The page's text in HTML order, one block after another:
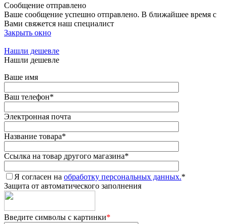
Сообщение отправлено
Ваше сообщение успешно отправлено. В ближайшее время с
Вами свяжется наш специалист
Закрыть окно
Нашли дешевле
Нашли дешевле
Ваше имя
Ваш телефон*
Электронная почта
Название товара*
Ссылка на товар другого магазина*
Я согласен на обработку персональных данных.*
Защита от автоматического заполнения
Введите символы с картинки*